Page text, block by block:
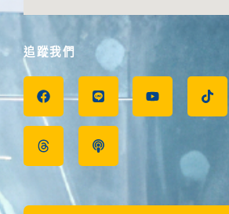
追蹤我們
F
a
c
e
b
o
o
L
i
e
Y
o
t
T
i
k
t
T
h
r
e
a
d
s
P
o
c
a
s
t